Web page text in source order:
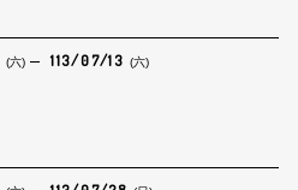
(六) 113/07/13 (六)